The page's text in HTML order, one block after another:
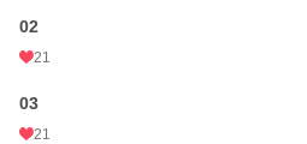
週間ポイント
02
21
03
21